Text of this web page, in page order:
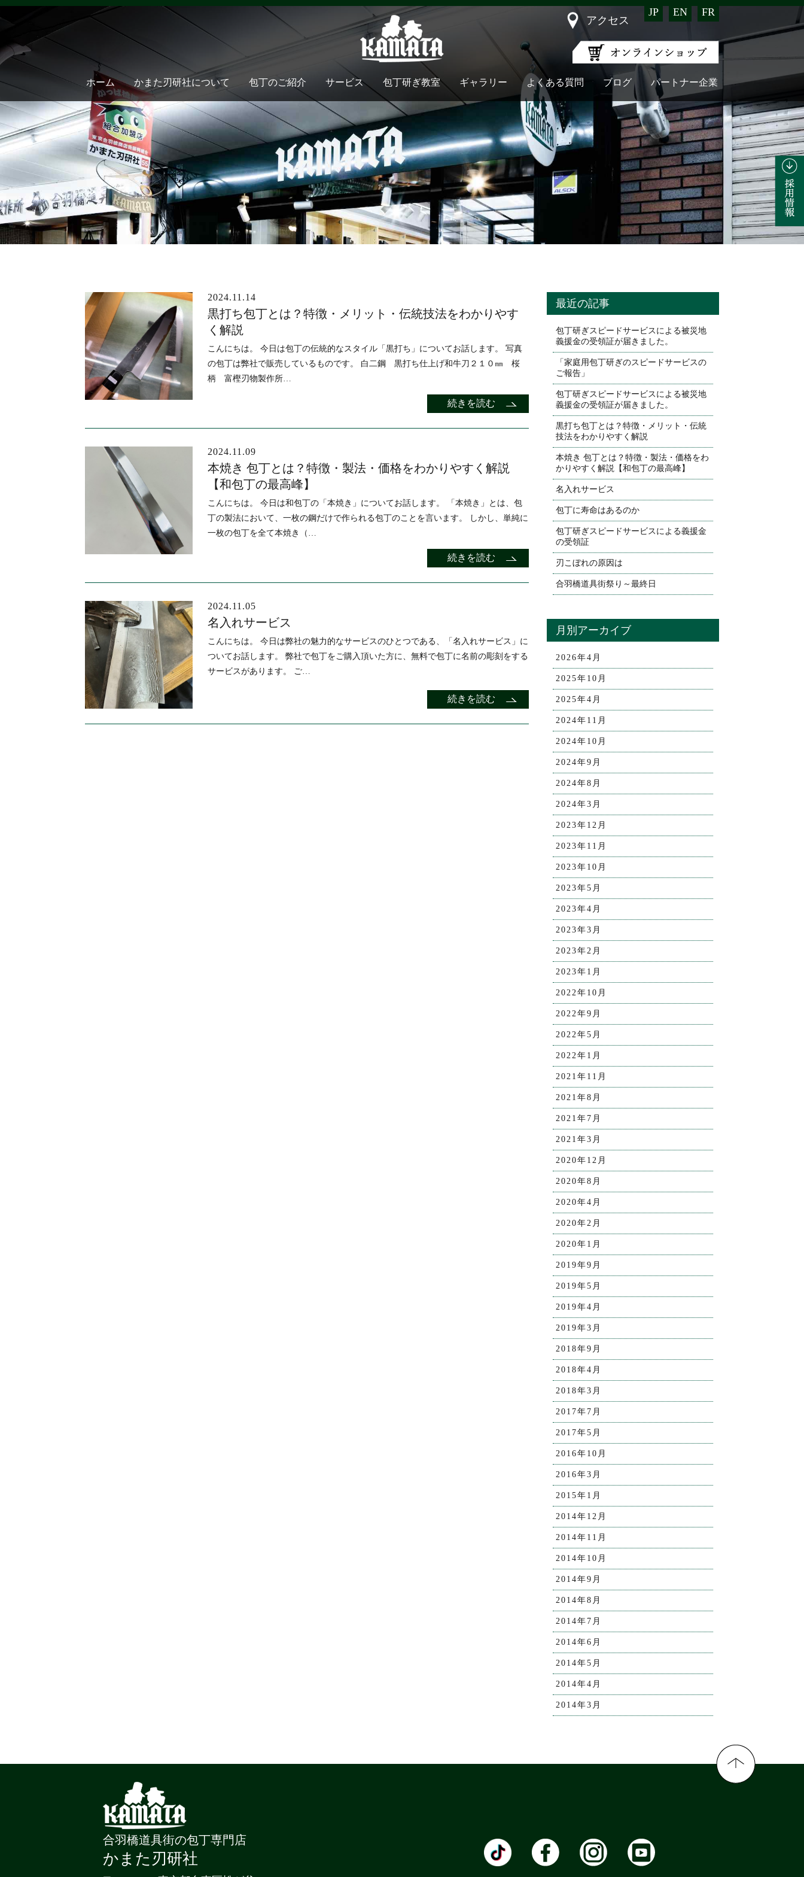
EN FR
JP
ホーム かまた刃研社について 包丁のご紹介 サービス 包丁研ぎ教室 ギャラリー よくある質問 ブログ パートナー企業
アクセス
ブログ 2024.11.14
黒打ち包丁とは？特徴・メリット・伝統技法をわかりやす
く解説
こんにちは。 今日は包丁の伝統的なスタイル「黒打ち」についてお話します。 写真
の包丁は弊社で販売しているものです。 白二鋼 黒打ち仕上げ和牛刀２１０㎜ 桜
柄 富樫刃物製作所…
続きを読む
2024.11.09
本焼き 包丁とは？特徴・製法・価格をわかりやすく解説
【和包丁の最高峰】
こんにちは。 今日は和包丁の「本焼き」についてお話します。 「本焼き」とは、包
丁の製法において、一枚の鋼だけで作られる包丁のことを言います。 しかし、単純に
一枚の包丁を全て本焼き（…
続きを読む
2024.11.05
名入れサービス
こんにちは。 今日は弊社の魅力的なサービスのひとつである、「名入れサービス」に
ついてお話します。 弊社で包丁をご購入頂いた方に、無料で包丁に名前の彫刻をする
サービスがあります。 ご…
続きを読む
最近の記事
包丁研ぎスピードサービスによる被災地
義援金の受領証が届きました。
「家庭用包丁研ぎのスピードサービスの
ご報告」
包丁研ぎスピードサービスによる被災地
義援金の受領証が届きました。
黒打ち包丁とは？特徴・メリット・伝統
技法をわかりやすく解説
本焼き 包丁とは？特徴・製法・価格をわ
かりやすく解説【和包丁の最高峰】
名入れサービス
包丁に寿命はあるのか
包丁研ぎスピードサービスによる義援金
の受領証
刃こぼれの原因は
合羽橋道具街祭り～最終日
月別アーカイブ
2026年4月
2025年10月
2025年4月
2024年11月
2024年10月
2024年9月
2024年8月
2024年3月
2023年12月
2023年11月
2023年10月
2023年5月
2023年4月
2023年3月
2023年2月
2023年1月
2022年10月
2022年9月
2022年5月
2022年1月
2021年11月
2021年8月
2021年7月
2021年3月
2020年12月
2020年8月
2020年4月
2020年2月
2020年1月
2019年9月
2019年5月
2019年4月
2019年3月
2018年9月
2018年4月
2018年3月
2017年7月
2017年5月
2016年10月
2016年3月
2015年1月
2014年12月
2014年11月
2014年10月
2014年9月
2014年8月
2014年7月
2014年6月
2014年5月
2014年4月
2014年3月
合羽橋道具街の包丁専門店
かまた刃研社